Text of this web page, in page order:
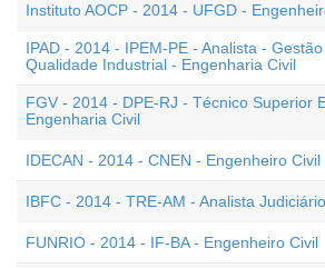
Instituto AOCP - 2014 - UFGD -
IPAD - 2014 - IPEM-PE - Analista -
Qualidade Industrial - Engenharia Civil
FGV - 2014 - DPE-RJ - Técnico Superior
Engenharia Civil
IDECAN - 2014 - CNEN - Engenheiro Civil
IBFC - 2014 - TRE-AM - Analista
FUNRIO - 2014 - IF-BA - Engenheiro Civil